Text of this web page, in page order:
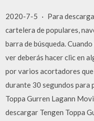
2020-7-5 · Para
cartelera de populares,
barra de búsqueda.
ver deberás hacer clic en
por varios acortadores
durante 30 segundos para
Toppa Gurren Lagann
descargar Tengen Toppa